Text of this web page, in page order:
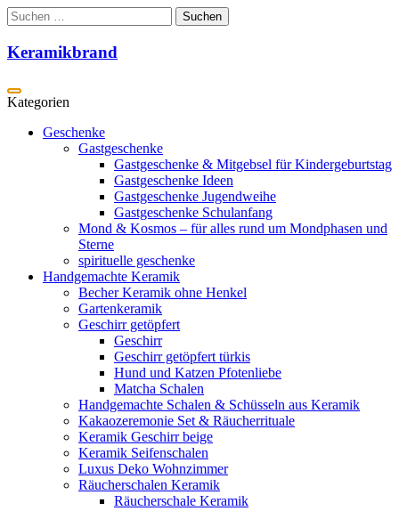
Zum
Inhalt
springen
Suchen
nach:
Keramikbrand
Geschenke
Gastgeschenke
Gastgeschenke & Mitgebsel für Kindergeburtstag
Gastgeschenke Ideen
Gastgeschenke Jugendweihe
Gastgeschenke Schulanfang
Mond & Kosmos – für alles rund um Mondphasen und
Sterne
spirituelle geschenke
Handgemachte Keramik
Becher Keramik ohne Henkel
Gartenkeramik
Geschirr getöpfert
Geschirr
Geschirr getöpfert türkis
Hund und Katzen Pfotenliebe
Matcha Schalen
Handgemachte Schalen & Schüsseln aus Keramik
Kakaozeremonie Set & Räucherrituale
Keramik Geschirr beige
Keramik Seifenschalen
Luxus Deko Wohnzimmer
Räucherschalen Keramik
Räucherschale Keramik